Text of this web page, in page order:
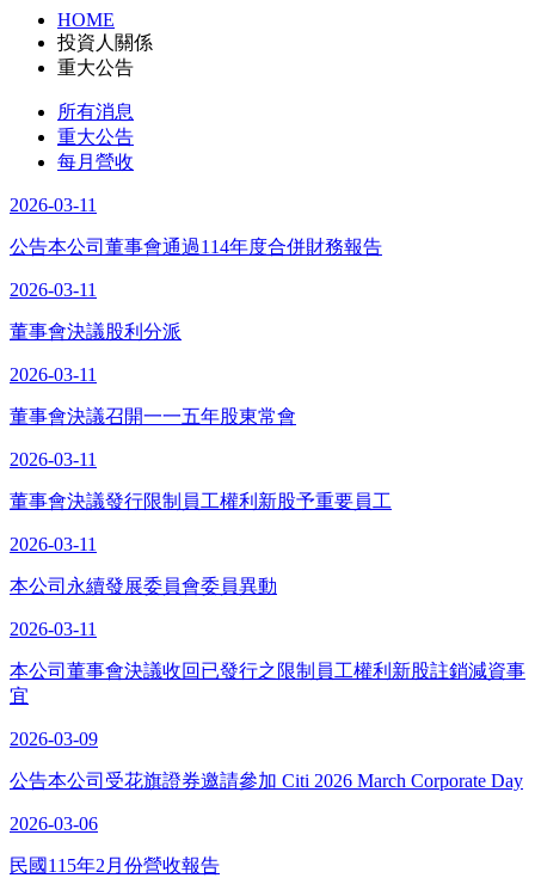
HOME
投資人關係
重大公告
所有消息
重大公告
每月營收
2026-03-11
公告本公司董事會通過114年度合併財務報告
2026-03-11
董事會決議股利分派
2026-03-11
董事會決議召開一一五年股東常會
2026-03-11
董事會決議發行限制員工權利新股予重要員工
2026-03-11
本公司永續發展委員會委員異動
2026-03-11
本公司董事會決議收回已發行之限制員工權利新股註銷減資事
宜
2026-03-09
公告本公司受花旗證券邀請參加 Citi 2026 March Corporate Day
2026-03-06
民國115年2月份營收報告